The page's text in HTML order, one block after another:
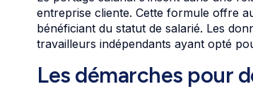
entreprise cliente. Cette formule offre
bénéficiant du statut de salarié. Les
travailleurs indépendants ayant opté
Les démarches pour